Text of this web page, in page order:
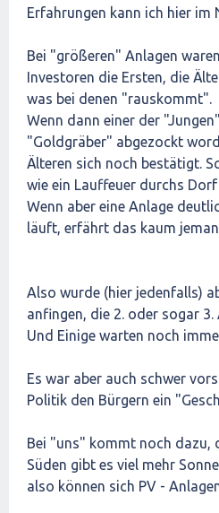
Erfahrungen kann ich hier im
Bei "größeren" Anlagen
Investoren die Ersten, die
was bei denen "rauskommt".
Wenn dann einer der
"Goldgräber" abgezockt
Älteren sich noch bestätigt.
wie ein Lauffeuer durchs
Wenn aber eine Anlage
läuft, erfährt das kaum
Also wurde (hier jedenfalls)
anfingen, die 2. oder sogar 3.
Und Einige warten noch
Es war aber auch schwer
Politik den Bürgern ein
Bei "uns" kommt noch dazu,
Süden gibt es viel mehr
also können sich PV -